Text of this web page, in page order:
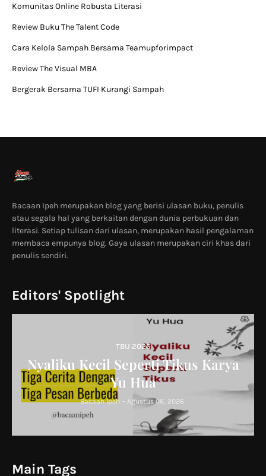
Komunitas Online Robusta Literasi
Review Buku The Talent Code
Cara Kelola Sampah Bersama Teamupforimpact
Review The Visual MBA
Bergerak Bersama TUFI Kurangi Sampah
Bacaan Ipeh merupakan blog yang berisi ulasan buku, penulis
atau segala hal yang berkaitan dengan dunia perbukuan dan
literasi. Setiap tulisan dari ulasan, merupakan hasil pengalaman
membaca empunya blog. Gaya ulasan merupakan ciri khas dari
penulis sendiri.
Editors' Spotlight
TBU 2026
Nyaliku Kecil Seperti Tikus Karya
Yu Hua
Bacaan Ipeh - Agustus 06, 2026
Main Tags